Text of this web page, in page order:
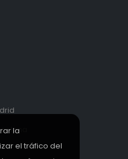
la
el tráfico del